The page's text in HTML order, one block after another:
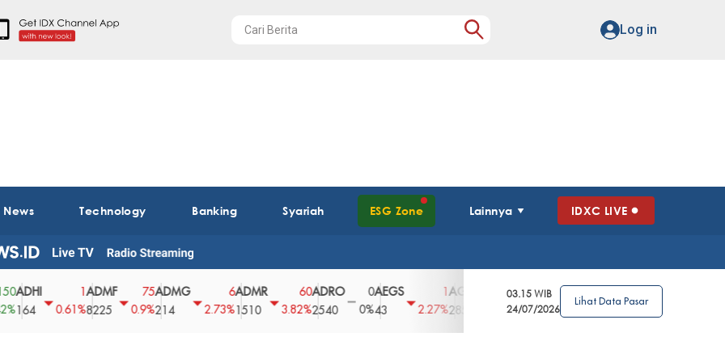
Log in
Technology Banking Syariah ESG Zone Lainnya IDXC LIVE
0.61%
ADMF
8225
75
0.9%
ADMG
214
2.73%
ADMR
1510
3.82%
ADRO
2540
0
0%
AEGS
2.27%2850
3.39%
AGRO
148
4
2.63%
0%
03.15 WIB
24/07/2026
Lihat Data Pasar